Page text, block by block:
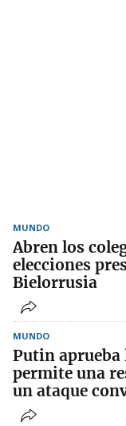
MUNDO
Abren los
elecciones
Bielorrusia
MUNDO
Putin
permite una
un ataque